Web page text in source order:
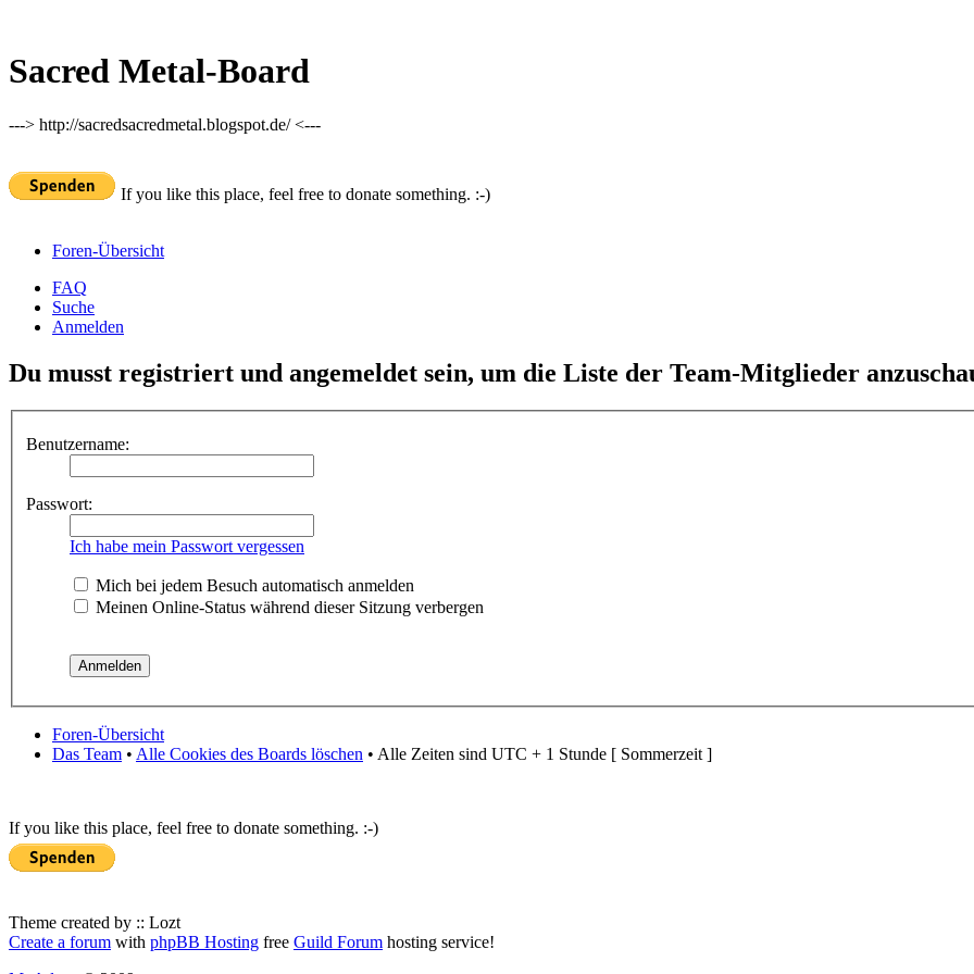
Sacred Metal-Board
---> http://sacredsacredmetal.blogspot.de/ <---
If you like this place, feel free to donate something. :-)
Foren-Übersicht
FAQ
Suche
Anmelden
Du musst registriert und angemeldet sein, um die Liste der Team-Mitglieder
Benutzername:
Passwort:
Ich habe mein Passwort vergessen
Mich bei jedem Besuch automatisch anmelden
Meinen Online-Status während dieser Sitzung verbergen
Foren-Übersicht
Das Team • Alle Cookies des Boards löschen • Alle Zeiten sind UTC + 1 Stunde [ Sommerzeit ]
If you like this place, feel free to donate something. :-)
Theme created by :: Lozt
Create a forum with phpBB Hosting free Guild Forum hosting service!